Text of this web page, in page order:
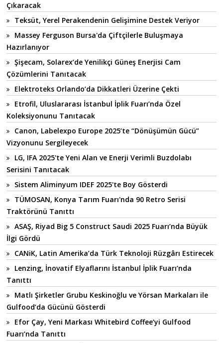
Çıkaracak
Teksüt, Yerel Perakendenin Gelişimine Destek Veriyor
Massey Ferguson Bursa'da Çiftçilerle Buluşmaya
Hazırlanıyor
Şişecam, Solarex’de Yenilikçi Güneş Enerjisi Cam
Çözümlerini Tanıtacak
Elektroteks Orlando’da Dikkatleri Üzerine Çekti
Etrofil, Uluslararası İstanbul İplik Fuarı’nda Özel
Koleksiyonunu Tanıtacak
Canon, Labelexpo Europe 2025’te “Dönüşümün Gücü”
Vizyonunu Sergileyecek
LG, IFA 2025'te Yeni Alan ve Enerji Verimli Buzdolabı
Serisini Tanıtacak
Sistem Aliminyum IDEF 2025'te Boy Gösterdi
TÜMOSAN, Konya Tarım Fuarı'nda 90 Retro Serisi
Traktörünü Tanıttı
ASAŞ, Riyad Big 5 Construct Saudi 2025 Fuarı’nda Büyük
İlgi Gördü
CANiK, Latin Amerika’da Türk Teknoloji Rüzgârı Estirecek
Lenzing, İnovatif Elyaflarını İstanbul İplik Fuarı’nda
Tanıttı
Matlı Şirketler Grubu Keskinoğlu ve Yörsan Markaları ile
Gulfood’da Gücünü Gösterdi
Efor Çay, Yeni Markası Whitebird Coffee’yi Gulfood
Fuarı’nda Tanıttı